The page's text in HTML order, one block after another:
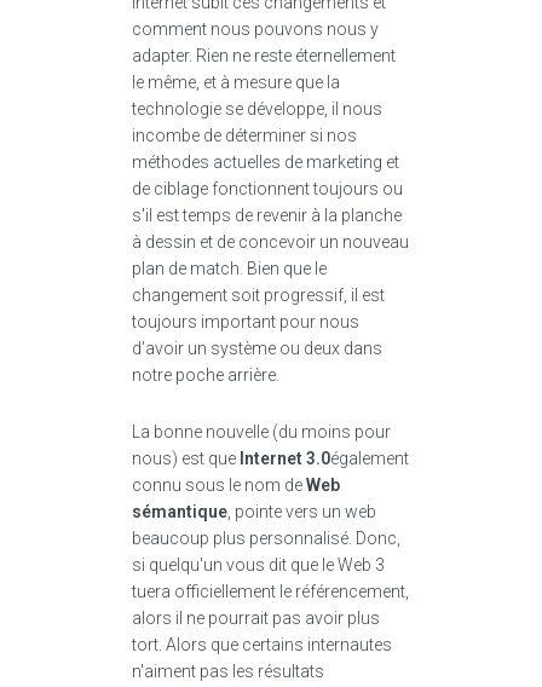
comment nous pouvons nous y
adapter. Rien ne reste éternellement
le même, et à mesure que la
technologie se développe, il nous
incombe de déterminer si nos
méthodes actuelles de marketing et
de ciblage fonctionnent toujours ou
s'il est temps de revenir à la planche
à dessin et de concevoir un nouveau
plan de match. Bien que le
changement soit progressif, il est
toujours important pour nous
d'avoir un système ou deux dans
notre poche arrière.
La bonne nouvelle (du moins pour
nous) est que Internet 3.0également
connu sous le nom deWeb
sémantique, pointe vers un web
beaucoup plus personnalisé. Donc,
si quelqu'un vous dit que le Web 3
tuera officiellement le référencement,
alors il ne pourrait pas avoir plus
tort. Alors que certains internautes
n'aiment pas les résultats